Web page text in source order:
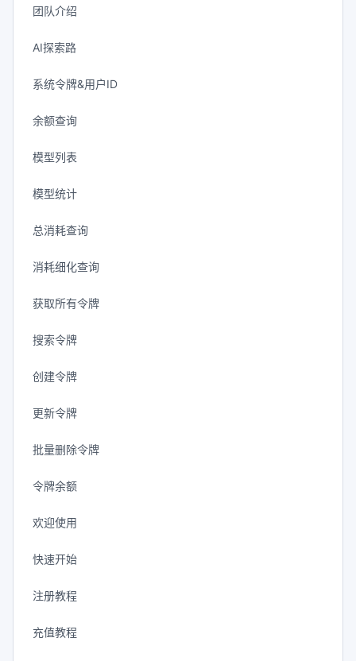
团队介绍
AI探索路
系统令牌&用户ID
余额查询
模型列表
模型统计
总消耗查询
消耗细化查询
获取所有令牌
搜索令牌
创建令牌
更新令牌
批量删除令牌
令牌余额
欢迎使用
快速开始
注册教程
充值教程